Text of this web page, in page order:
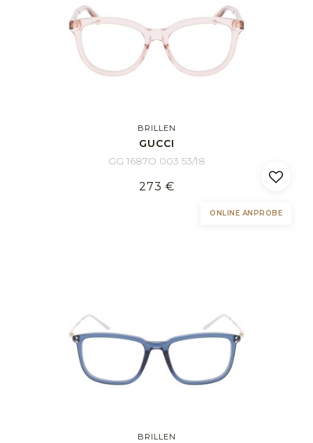
BRILLEN
GUCCI
GG 1687O 003 53/18
273 €
ONLINE ANPROBE
BRILLEN